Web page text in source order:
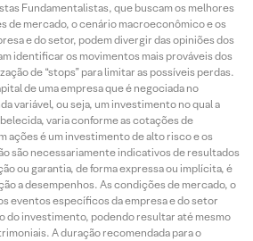
Fundamentalistas, que buscam os melhores
de mercado, o cenário macroeconômico e os
e do setor, podem divergir das opiniões dos
identificar os movimentos mais prováveis dos
de “stops” para limitar as possíveis perdas.
de uma empresa que é negociada no
variável, ou seja, um investimento no qual a
varia conforme as cotações de
ações é um investimento de alto risco e os
são necessariamente indicativos de resultados
ou garantia, de forma expressa ou implícita, é
a desempenhos. As condições de mercado, o
eventos específicos da empresa e do setor
do investimento, podendo resultar até mesmo
A duração recomendada para o